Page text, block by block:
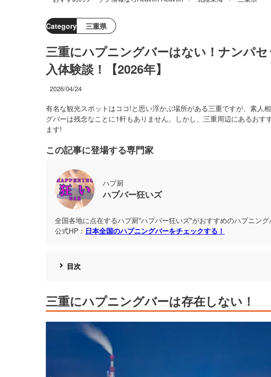
Category 三重県
三重にハプニングバーはない！ナンパ
入体験談！【2026年】
2026/04/24
有名な観光スポットはココ!と思い浮かぶ場所がある三重ですが、素人
グバーは残念なことに1軒もありません。しかし、三重周辺にあるお
ます!
この記事に登場する専門家
ハプ厨
ハプバー狂いズ
全国各地に点在するハプ厨"ハプバー狂いズ"がおすすめのハプニング
公式HP： 日本全国のハプニングバーをチェックする！
目次
三重にハプニングバーは存在しない！
https://skyticket.jp/guide/246535/